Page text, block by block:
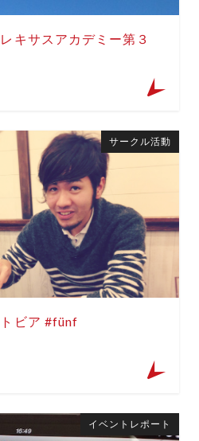
キサスアカデミー第３
ビア #fünf
サークル活動
イベントレポート